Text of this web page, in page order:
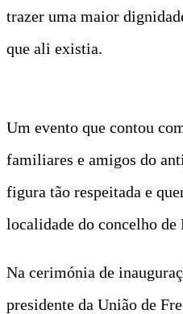
trazer uma maior
que ali existia.
Um evento que contou
familiares e amigos do
figura tão respeitada e
localidade do concelho
Na cerimónia de
presidente da União de